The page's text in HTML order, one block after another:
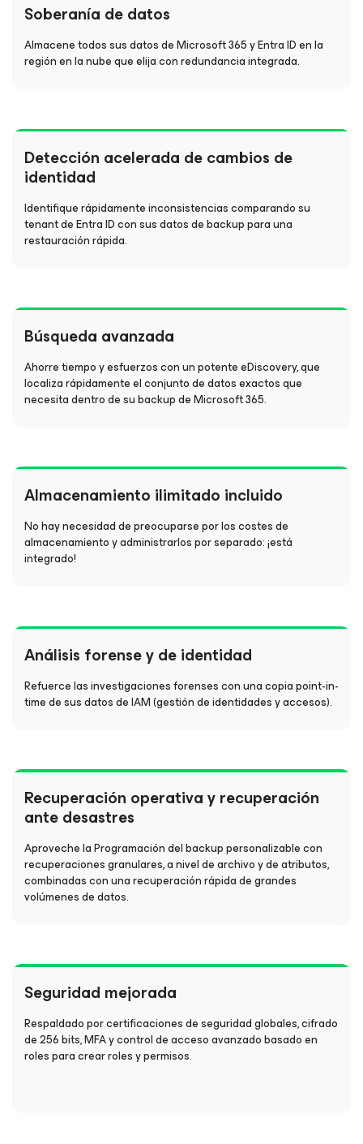
Soberanía de datos
Almacene todos sus datos de Microsoft 365 y Entra ID en la
región en la nube que elija con redundancia integrada.
Detección acelerada de cambios de
identidad
Identifique rápidamente inconsistencias comparando su
tenant de Entra ID con sus datos de backup para una
restauración rápida.
Búsqueda avanzada
Ahorre tiempo y esfuerzos con un potente eDiscovery, que
localiza rápidamente el conjunto de datos exactos que
necesita dentro de su backup de Microsoft 365.
Almacenamiento ilimitado incluido
No hay necesidad de preocuparse por los costes de
almacenamiento y administrarlos por separado: ¡está
integrado!
Análisis forense y de identidad
Refuerce las investigaciones forenses con una copia point-in-
time de sus datos de IAM (gestión de identidades y accesos).
Recuperación operativa y recuperación
ante desastres
Aproveche la Programación del backup personalizable con
recuperaciones granulares, a nivel de archivo y de atributos,
combinadas con una recuperación rápida de grandes
volúmenes de datos.
Seguridad mejorada
Respaldado por certificaciones de seguridad globales, cifrado
de 256 bits, MFA y control de acceso avanzado basado en
roles para crear roles y permisos.